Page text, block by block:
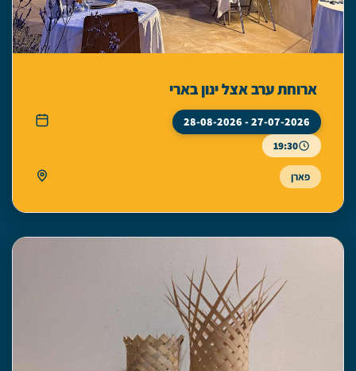
ארוחת ערב אצל ינון בארי
27-07-2026 - 28-08-2026
19:30
פארן